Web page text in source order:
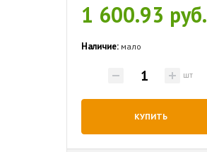
1 600.93 руб.
Наличие: мало
шт
КУПИТЬ